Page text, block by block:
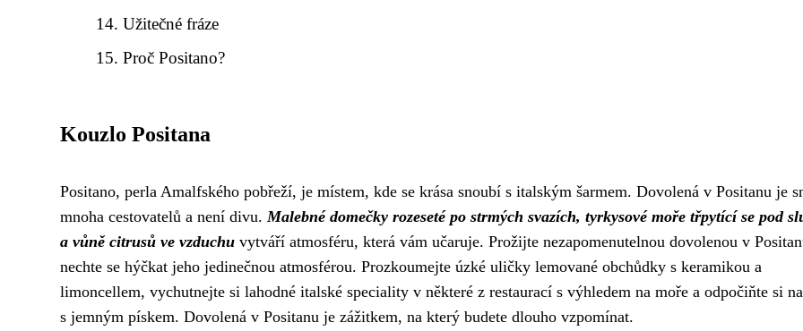
Užitečné fráze
Proč Positano?
Kouzlo Positana
Positano, perla Amalfského pobřeží, je místem, kde se krása snoubí s italským šarmem. Dovolená v Positanu je
mnoha cestovatelů a není divu. Malebné domečky rozeseté po strmých svazích, tyrkysové moře třpytící se pod
a vůně citrusů ve vzduchu vytváří atmosféru, která vám učaruje. Prožijte nezapomenutelnou dovolenou v
nechte se hýčkat jeho jedinečnou atmosférou. Prozkoumejte úzké uličky lemované obchůdky s keramikou a
limoncellem, vychutnejte si lahodné italské speciality v některé z restaurací s výhledem na moře a odpočiňte si
s jemným pískem. Dovolená v Positanu je zážitkem, na který budete dlouho vzpomínat.